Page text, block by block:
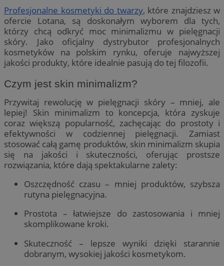
Profesjonalne kosmetyki do twarzy, które znajdziesz w
ofercie Lotana, są doskonałym wyborem dla tych,
którzy chcą odkryć moc minimalizmu w pielęgnacji
skóry. Jako oficjalny dystrybutor profesjonalnych
kosmetyków na polskim rynku, oferuje najwyższej
jakości produkty, które idealnie pasują do tej filozofii.
Czym jest skin minimalizm?
Przywitaj rewolucję w pielęgnacji skóry – mniej, ale
lepiej! Skin minimalizm to koncepcja, która zyskuje
coraz większą popularność, zachęcając do prostoty i
efektywności w codziennej pielęgnacji. Zamiast
stosować całą gamę produktów, skin minimalizm skupia
się na jakości i skuteczności, oferując prostsze
rozwiązania, które dają spektakularne zalety:
Oszczędność czasu – mniej produktów, szybsza
rutyna pielęgnacyjna.
Prostota – łatwiejsze do zastosowania i mniej
skomplikowane kroki.
Skuteczność – lepsze wyniki dzięki starannie
dobranym, wysokiej jakości kosmetykom.